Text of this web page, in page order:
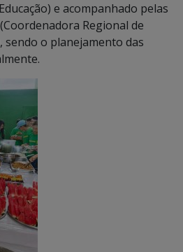
e acompanhado pelas
Regional de
sendo o planejamento das